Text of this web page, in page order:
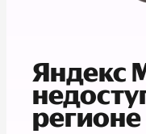
Яндекс
регионе